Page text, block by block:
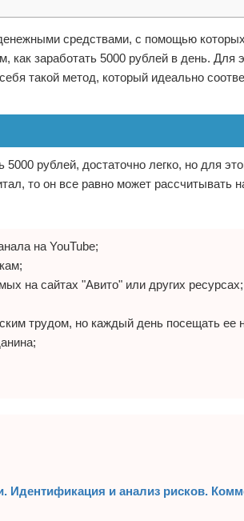
средствами, с помощью
как заработать 5000 рублей в день. Для
такой метод, который идеально
рублей, достаточно легко, но для
то он все равно может
на YouTube;
на сайтах "Авито" или других ресурсах;
трудом, но каждый день посещать ее
Идентификация и анализ рисков.